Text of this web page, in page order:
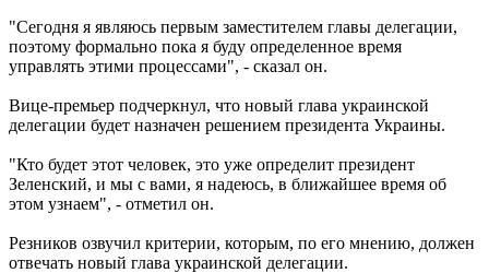
"Сегодня я являюсь первым заместителем главы делегации,
поэтому формально пока я буду определенное время
управлять этими процессами", - сказал он.
Вице-премьер подчеркнул, что новый глава украинской
делегации будет назначен решением президента Украины.
"Кто будет этот человек, это уже определит президент
Зеленский, и мы с вами, я надеюсь, в ближайшее время об
этом узнаем", - отметил он.
Резников озвучил критерии, которым, по его мнению, должен
отвечать новый глава украинской делегации.